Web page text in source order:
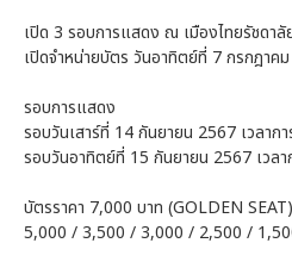
เปิด 3 รอบการแสดง ณ เมืองไทยรัชดาลั
เปิดจำหน่ายบัตร วันอาทิตย์ที่ 7 กรกฎาค
รอบการแสดง
รอบวันเสาร์ที่ 14 กันยายน 2567 เวลา
รอบวันอาทิตย์ที่ 15 กันยายน 2567 เวล
บัตรราคา 7,000 บาท (GOLDEN SEAT)
5,000 / 3,500 / 3,000 / 2,500 /